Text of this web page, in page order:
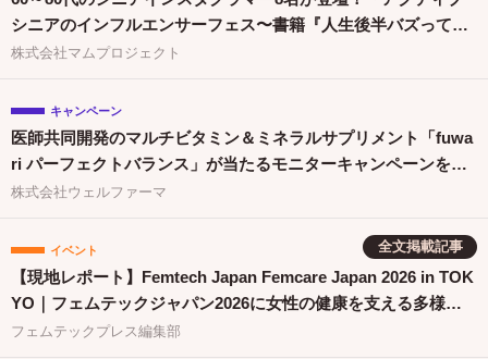
シニアのインフルエンサーフェス〜書籍『人生後半バズってま
す！』出版祝〜」を開催
株式会社マムプロジェクト
キャンペーン
医師共同開発のマルチビタミン＆ミネラルサプリメント「fuwa
ri パーフェクトバランス」が当たるモニターキャンペーンを開
催
株式会社ウェルファーマ
全文掲載記事
イベント
【現地レポート】Femtech Japan Femcare Japan 2026 in TOK
YO｜フェムテックジャパン2026に女性の健康を支える多様な
取り組みが集結
フェムテックプレス編集部